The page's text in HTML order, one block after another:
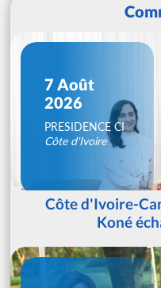
7 Août
2026
PRESIDENCE CI
Côte d'Ivoire
Côte d'Ivoire-
Koné